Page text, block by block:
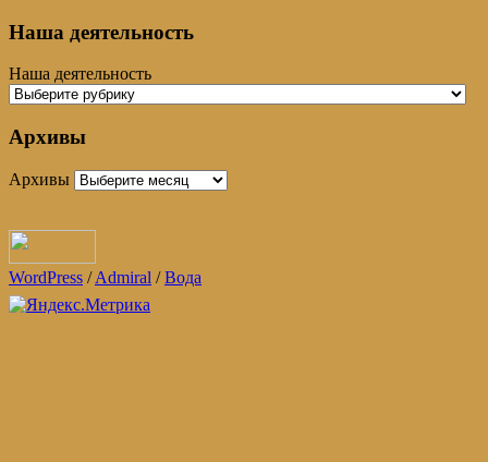
Наша деятельность
Наша деятельность
Архивы
Архивы
WordPress /Admiral /Вода